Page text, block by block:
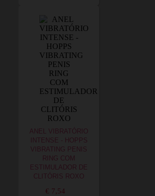
ANEL VIBRATÓRIO
INTENSE - HOPPS
VIBRATING PENIS
RING COM
ESTIMULADOR DE
CLITÓRIS ROXO
€ 7,54